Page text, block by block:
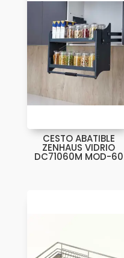
CESTO ABATIBLE
ZENHAUS VIDRIO
DC71060M MOD-60